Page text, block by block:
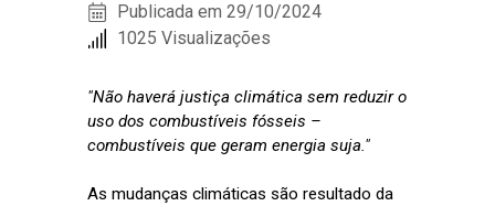
Publicada em 29/10/2024
1025 Visualizações
"Não haverá justiça climática sem reduzir o
uso dos combustíveis fósseis –
combustíveis que geram energia suja."
As mudanças climáticas são resultado da